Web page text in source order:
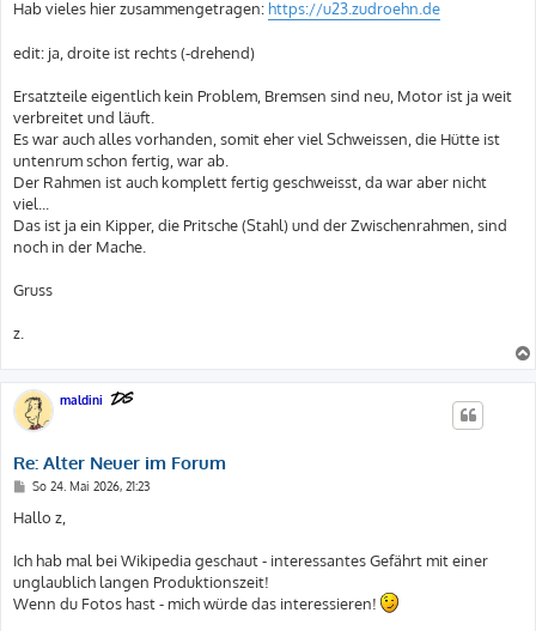
Hab vieles hier zusammengetragen: https://u23.zudroehn.de
edit: ja, droite ist rechts (-drehend)
Ersatzteile eigentlich kein Problem, Bremsen sind neu, Motor ist ja weit
verbreitet und läuft.
Es war auch alles vorhanden, somit eher viel Schweissen, die Hütte ist
untenrum schon fertig, war ab.
Der Rahmen ist auch komplett fertig geschweisst, da war aber nicht
viel...
Das ist ja ein Kipper, die Pritsche (Stahl) und der Zwischenrahmen, sind
noch in der Mache.
Gruss
z.
maldini
Re: Alter Neuer im Forum
B
i
t
a
g
So 24. Mai 2026, 21:23
Hallo z,
Ich hab mal bei Wikipedia geschaut - interessantes Gefährt mit einer
unglaublich langen Produktionszeit!
Wenn du Fotos hast - mich würde das interessieren!